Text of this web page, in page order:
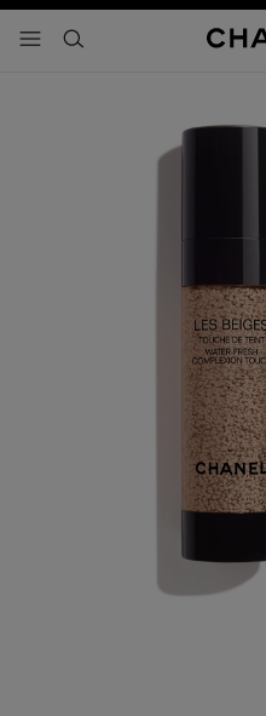
メニュー - メインナビゲーション
- メインナビゲーション
検索